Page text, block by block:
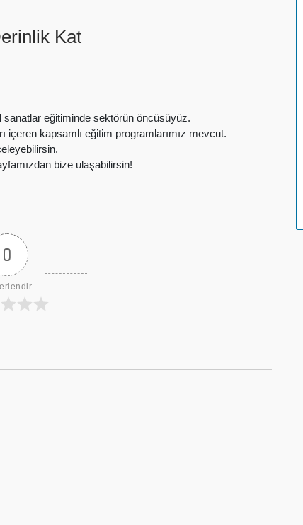
Kat
sanatlar eğitiminde sektörün öncüsüyüz.
içeren kapsamlı eğitim programlarımız mevcut.
bize ulaşabilirsin!
0